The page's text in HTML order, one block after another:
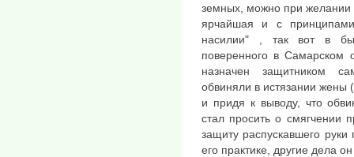
земных, можно при желании
ярчайшая и с
насилии" , так вот в
поверенного в
назначен защитником
обвиняли в истязании жены
и придя к выводу, что
стал просить о смягчении
защиту распускавшего
его практике, другие дела